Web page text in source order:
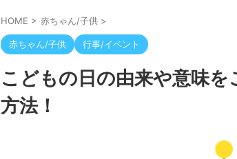
HOME > 赤ちゃん/子供 >
赤ちゃん/子供 行事/イベント
こどもの日の由来や意味
方法！